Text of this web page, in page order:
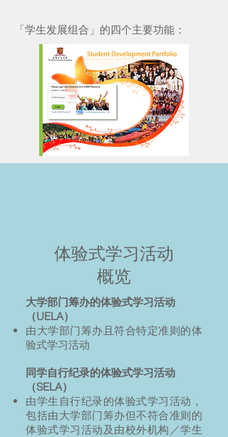
「学生发展组合」的四个主要功能：
体验式学习活动
概览
大学部门筹办的体验式学习活动
（UELA）
由大学部门筹办且符合特定准则的体
验式学习活动
同学自行纪录的体验式学习活动
（SELA）
由学生自行纪录的体验式学习活动，
包括由大学部门筹办但不符合准则的
体验式学习活动及由校外机构／学生